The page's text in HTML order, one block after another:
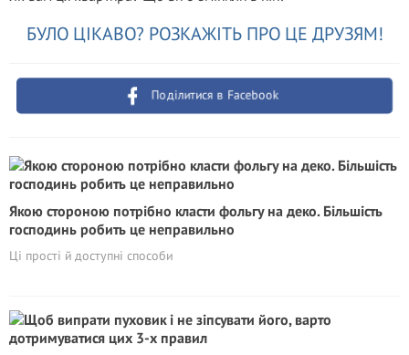
БУЛО ЦІКАВО? РОЗКАЖІТЬ ПРО ЦЕ ДРУЗЯМ!
Поділитися в Facebook
Якою стороною потрібно класти фольгу на деко. Більшість
господинь робить це неправильно
Ці прості й доступні способи